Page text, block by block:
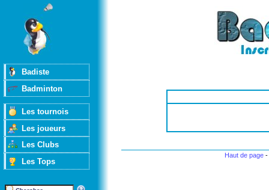
Badiste
Badminton
Les tournois
Les joueurs
Les Clubs
Les Tops
Haut de page